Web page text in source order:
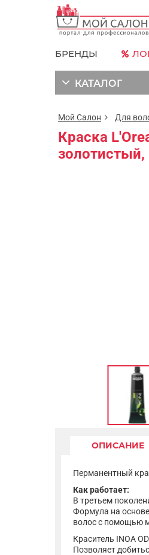
БРЕНДЫ
КАТАЛОГ
Мой Салон Для
Краска
ОПИСАНИЕ
Перманентный
Как работает:
В третьем
Формула на основе
волос с помощью
Краситель INOA
Позволяет